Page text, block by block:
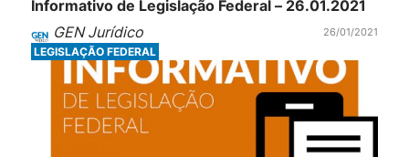
Informativo de Legislação Federal – 26.01.2021
GEN Jurídico
26/01/2021
LEGISLAÇÃO FEDERAL